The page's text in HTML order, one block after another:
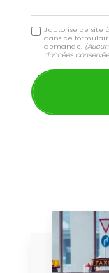
J'autorise ce site
dans ce
demande.
données